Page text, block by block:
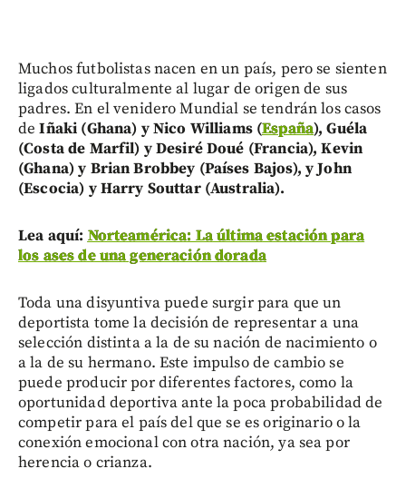
Muchos futbolistas nacen en un país, pero se sienten
ligados culturalmente al lugar de origen de sus
padres. En el venidero Mundial se tendrán los casos
deIñaki (Ghana) y Nico Williams (España), Guéla
(Costa de Marfil) y Desiré Doué (Francia), Kevin
(Ghana) y Brian Brobbey (Países Bajos), y John
(Escocia) y Harry Souttar (Australia).
Lea aquí: Norteamérica: La última estación para
los ases de una generación dorada
Toda una disyuntiva puede surgir para que un
deportista tome la decisión de representar a una
selección distinta a la de su nación de nacimiento o
a la de su hermano. Este impulso de cambio se
puede producir por diferentes factores, como la
oportunidad deportiva ante la poca probabilidad de
competir para el país del que se es originario o la
conexión emocional con otra nación, ya sea por
herencia o crianza.